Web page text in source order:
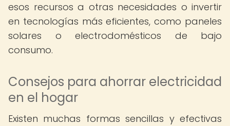
esos recursos a otras necesidades o invertir
en tecnologías más eficientes, como paneles
solares o electrodomésticos de bajo
consumo.
Consejos para ahorrar electricidad
en el hogar
Existen muchas formas sencillas y efectivas